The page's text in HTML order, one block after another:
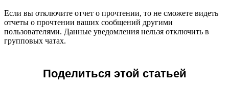
Если вы отключите отчет о прочтении, то не сможете видеть
отчеты о прочтении ваших сообщений другими
пользователями. Данные уведомления нельзя отключить в
групповых чатах.
Поделиться этой статьей